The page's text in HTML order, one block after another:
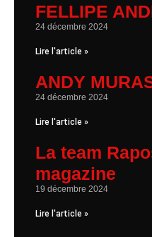
FELLIPE
24 décembre 2024
Lire l'article »
ANDY
24 décembre 2024
Lire l'article »
La team
magazine
19 décembre 2024
Lire l'article »